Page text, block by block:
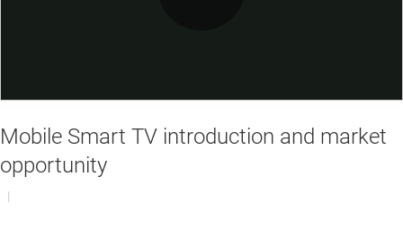
Video
Mobile Smart TV introduction and market
opportunity
|